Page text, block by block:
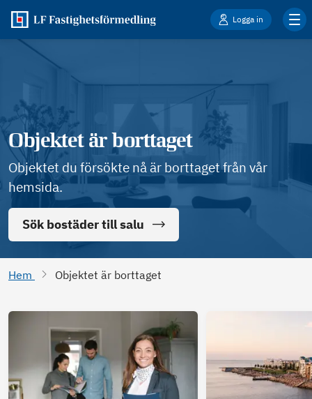
Logga in
Objektet är borttaget
Objektet du försökte nå är borttaget från vår
hemsida.
Sök bostäder till salu
Hem Objektet är borttaget